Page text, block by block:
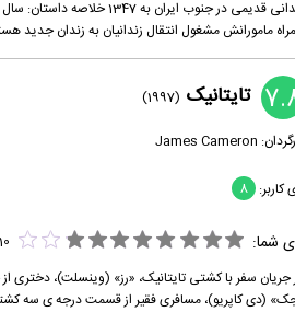
زندانی قدیمی در جنوب
مامورانش مشغول انتقال زندانیان به زندان جدید
تایتانیک (1997)
James Cameron
کاربر: 8
شما:
جریان سفر با کشتی تایتانیک، «رز» (وینسلت)، دختری
(دی کاپریو)، مسافری فقیر از قسمت درجه ی سه